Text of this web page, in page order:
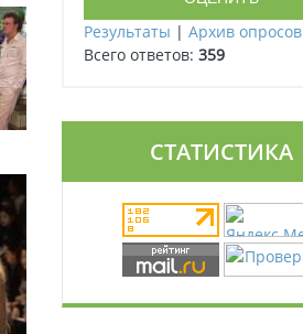
Результаты | Архив опросов
Всего ответов: 359
СТАТИСТИКА